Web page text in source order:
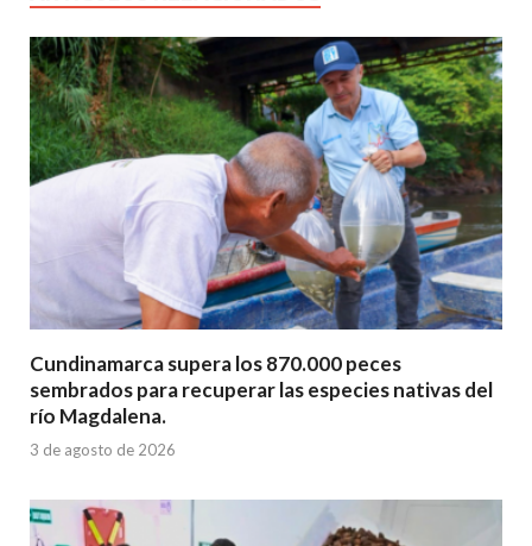
Cundinamarca supera los 870.000 peces
sembrados para recuperar las especies nativas del
río Magdalena.
3 de agosto de 2026